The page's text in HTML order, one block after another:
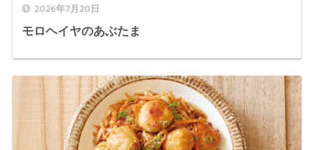
2026年7月20日
モロヘイヤのあぶたま